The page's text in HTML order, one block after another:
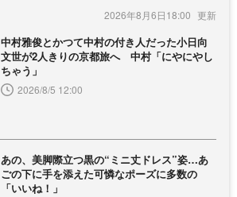
2026年8月6日18:00
中村雅俊とかつて中村の付き人だった小日向
文世が2人きりの京都旅へ 中村「にやにやし
ちゃう」
2026/8/5 12:00
あの、美脚際立つ黒の“ミニ丈ドレス”姿…あ
ごの下に手を添えた可憐なポーズに多数の
「いいね！」